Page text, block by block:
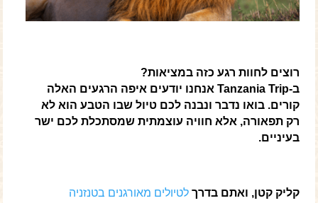
רוצים לחוות רגע כזה במציאות?
ב-Tanzania Trip אנחנו יודעים איפה הרגעים האלה
קורים. בואו נדבר ונבנה לכם טיול שבו הטבע הוא לא
רק תפאורה, אלא חוויה עוצמתית שמסתכלת לכם ישר
בעיניים.
קליק קטן, ואתם בדרךלטיולים מאורגנים בטנזניה